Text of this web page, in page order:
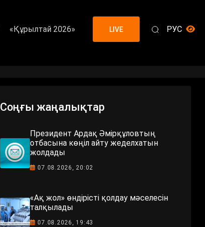
«Құрылтай 2026» LIVE РУС
Соңғы жаңалықтар
Президент Ардақ Әмірқұловтың
отбасына көңіл айту жеделхатын
жолдады
07.08.2026, 20:02
«Ақ жол» өндірісті қолдау мәселесін
талқылады
07.08.2026, 19:43